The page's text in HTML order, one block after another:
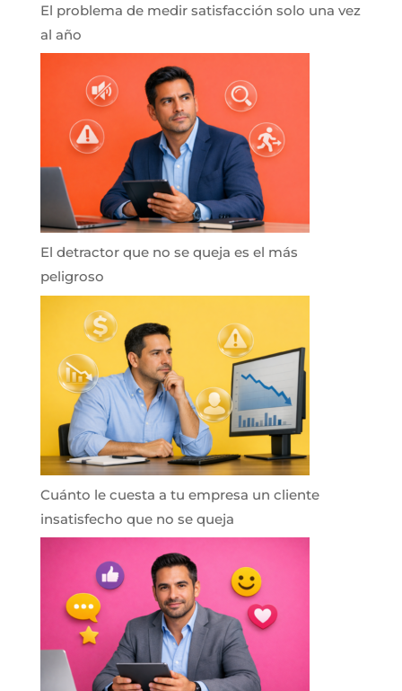
El problema de medir satisfacción solo una vez
al año
El detractor que no se queja es el más
peligroso
Cuánto le cuesta a tu empresa un cliente
insatisfecho que no se queja